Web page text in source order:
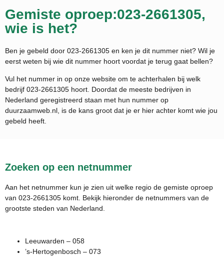
Gemiste oproep:023-2661305,
wie is het?
Ben je gebeld door 023-2661305 en ken je dit nummer niet? Wil je
eerst weten bij wie dit nummer hoort voordat je terug gaat bellen?
Vul het nummer in op onze website om te achterhalen bij welk
bedrijf 023-2661305 hoort. Doordat de meeste bedrijven in
Nederland geregistreerd staan met hun nummer op
duurzaamweb.nl, is de kans groot dat je er hier achter komt wie jou
gebeld heeft.
Zoeken op een netnummer
Aan het netnummer kun je zien uit welke regio de gemiste oproep
van 023-2661305 komt. Bekijk hieronder de netnummers van de
grootste steden van Nederland.
Leeuwarden – 058
’s-Hertogenbosch – 073